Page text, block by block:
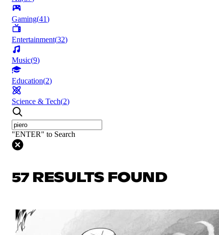
Gaming(41)
Entertainment(32)
Music(9)
Education(2)
Science & Tech(2)
"ENTER" to Search
57 RESULTS FOUND